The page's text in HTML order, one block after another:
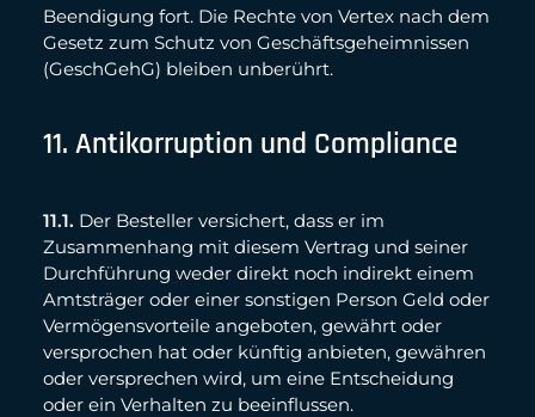
Beendigung fort. Die Rechte von Vertex nach dem
Gesetz zum Schutz von Geschäftsgeheimnissen
(GeschGehG) bleiben unberührt.
11. Antikorruption und Compliance
11.1. Der Besteller versichert, dass er im
Zusammenhang mit diesem Vertrag und seiner
Durchführung weder direkt noch indirekt einem
Amtsträger oder einer sonstigen Person Geld oder
Vermögensvorteile angeboten, gewährt oder
versprochen hat oder künftig anbieten, gewähren
oder versprechen wird, um eine Entscheidung
oder ein Verhalten zu beeinflussen.